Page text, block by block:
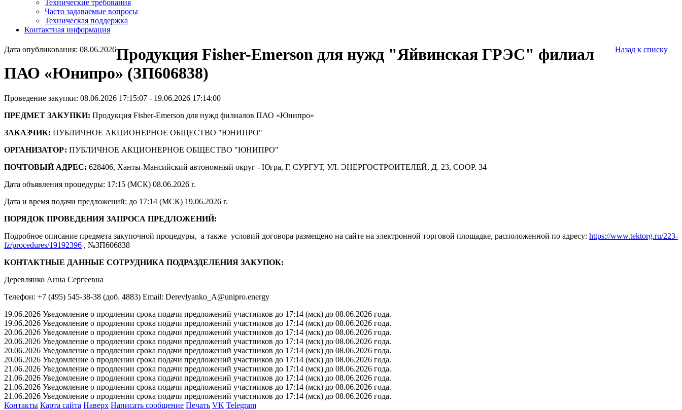
Технические требования
Часто задаваемые вопросы
Техническая поддержка
Контактная информация
Дата опубликования: 08.06.2026 Назад к списку
Продукция Fisher-Emerson для нужд "Яйвинская ГРЭС" филиал
ПАО «Юнипро» (ЗП606838)
Проведение закупки: 08.06.2026 17:15:07 - 19.06.2026 17:14:00
ПРЕДМЕТ ЗАКУПКИ: Продукция Fisher-Emerson для нужд филиалов ПАО «Юнипро»
ЗАКАЗЧИК: ПУБЛИЧНОЕ АКЦИОНЕРНОЕ ОБЩЕСТВО "ЮНИПРО"
ОРГАНИЗАТОР: ПУБЛИЧНОЕ АКЦИОНЕРНОЕ ОБЩЕСТВО "ЮНИПРО"
ПОЧТОВЫЙ АДРЕС: 628406, Ханты-Мансийский автономный округ - Югра, Г. СУРГУТ, УЛ. ЭНЕРГОСТРОИТЕЛЕЙ, Д. 23, СООР. 34
Дата объявления процедуры: 17:15 (МСК) 08.06.2026 г.
Дата и время подачи предложений: до 17:14 (МСК) 19.06.2026 г.
ПОРЯДОК ПРОВЕДЕНИЯ ЗАПРОСА ПРЕДЛОЖЕНИЙ:
Подробное описание предмета закупочной процедуры, а также условий договора размещено на сайте на электронной торговой площадке, расположенной по адресу: https://www.tektorg.ru/223-
fz/procedures/19192396 , №ЗП606838
КОНТАКТНЫЕ ДАННЫЕ СОТРУДНИКА ПОДРАЗДЕЛЕНИЯ ЗАКУПОК:
Деревлянко Анна Сергеевна
Телефон: +7 (495) 545-38-38 (доб. 4883) Email: Derevlyanko_A@unipro.energy
19.06.2026 Уведомление о продлении срока подачи предложений участников до 17:14 (мск) до 08.06.2026 года.
19.06.2026 Уведомление о продлении срока подачи предложений участников до 17:14 (мск) до 08.06.2026 года.
20.06.2026 Уведомление о продлении срока подачи предложений участников до 17:14 (мск) до 08.06.2026 года.
20.06.2026 Уведомление о продлении срока подачи предложений участников до 17:14 (мск) до 08.06.2026 года.
20.06.2026 Уведомление о продлении срока подачи предложений участников до 17:14 (мск) до 08.06.2026 года.
20.06.2026 Уведомление о продлении срока подачи предложений участников до 17:14 (мск) до 08.06.2026 года.
21.06.2026 Уведомление о продлении срока подачи предложений участников до 17:14 (мск) до 08.06.2026 года.
21.06.2026 Уведомление о продлении срока подачи предложений участников до 17:14 (мск) до 08.06.2026 года.
21.06.2026 Уведомление о продлении срока подачи предложений участников до 17:14 (мск) до 08.06.2026 года.
21.06.2026 Уведомление о продлении срока подачи предложений участников до 17:14 (мск) до 08.06.2026 года.
Контакты Карта сайта Наверх Написать сообщение Печать VK Telegram